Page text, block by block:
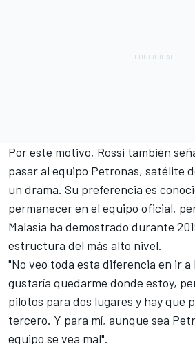
Por este motivo, Rossi también
pasar al equipo Petronas, satélite
un drama. Su preferencia es
permanecer en el equipo oficial,
Malasia ha demostrado durante
estructura del más alto nivel.
"No veo toda esta diferencia en ir a
gustaría quedarme donde estoy,
pilotos para dos lugares y hay que
tercero. Y para mí, aunque sea
equipo se vea mal".